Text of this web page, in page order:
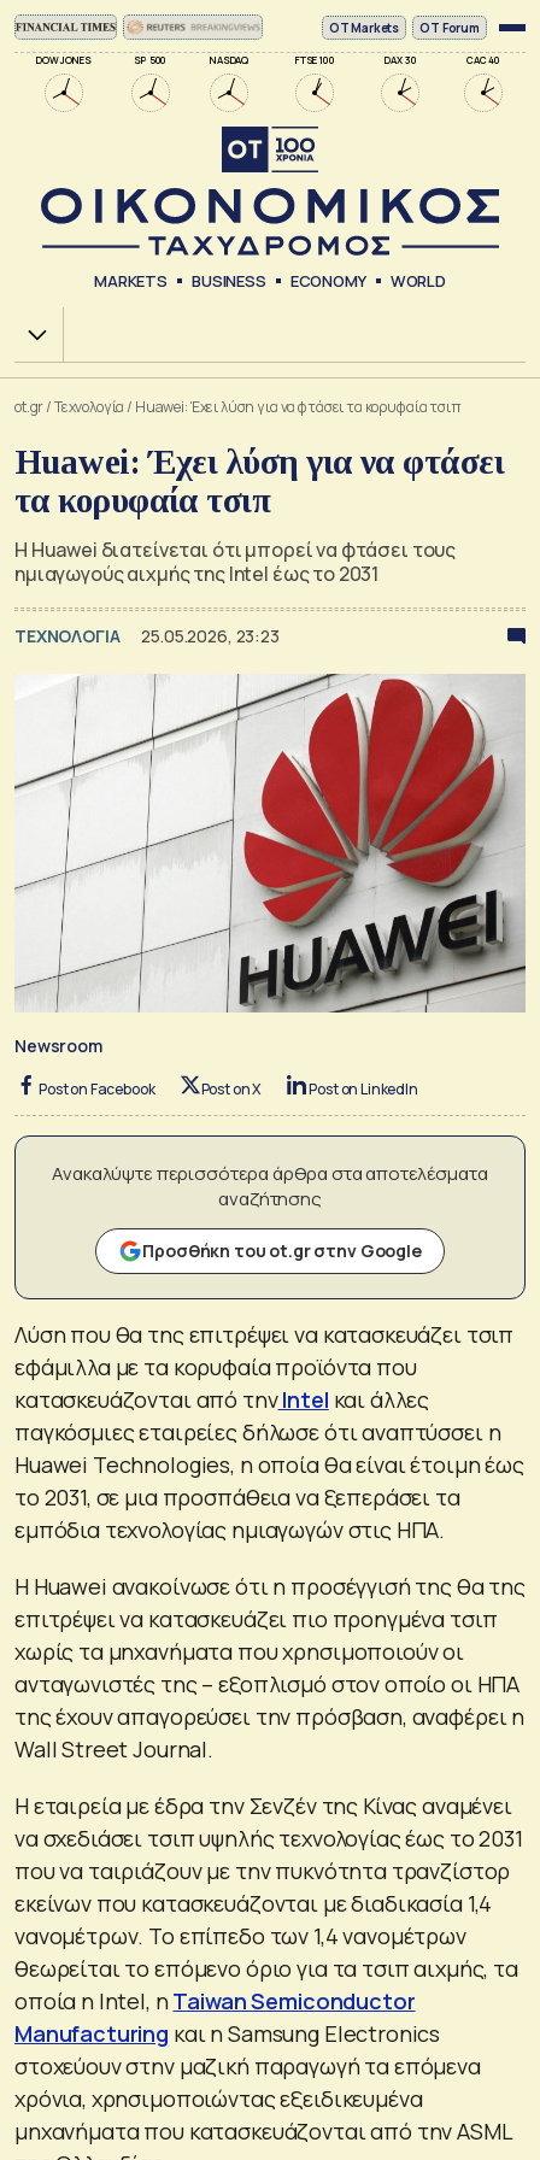
DOW JONES SP 500 NASDAQ FTSE 100 DAX 30 CAC 40
ΟΤ Markets OT Forum
MARKETS BUSINESS ECONOMY WORLD
Χ.Α.
ot.gr/Τεχνολογία / Huawei: Έχει λύση για να φτάσει τα κορυφαία τσιπ
Huawei: Έχει λύση για να φτάσει
τα κορυφαία τσιπ
Η Huawei διατείνεται ότι μπορεί να φτάσει τους
ημιαγωγούς αιχμής της Intel έως το 2031
ΤΕΧΝΟΛΟΓΙΑ 25.05.2026, 23:23
Newsroom
Post on Facebook Post on X Post on LinkedIn
Ανακαλύψτε περισσότερα άρθρα στα αποτελέσματα
αναζήτησης
Προσθήκη του ot.gr στην Google
Λύση που θα της επιτρέψει να κατασκευάζει τσιπ
εφάμιλλα με τα κορυφαία προϊόντα που
κατασκευάζονται από τηνIntel και άλλες
παγκόσμιες εταιρείες δήλωσε ότι αναπτύσσει η
Huawei Technologies, η οποία θα είναι έτοιμη έως
το 2031, σε μια προσπάθεια να ξεπεράσει τα
εμπόδια τεχνολογίας ημιαγωγών στις ΗΠΑ.
Η Huawei ανακοίνωσε ότι η προσέγγισή της θα της
επιτρέψει να κατασκευάζει πιο προηγμένα τσιπ
χωρίς τα μηχανήματα που χρησιμοποιούν οι
ανταγωνιστές της – εξοπλισμό στον οποίο οι ΗΠΑ
της έχουν απαγορεύσει την πρόσβαση, αναφέρει η
Wall Street Journal.
Η εταιρεία με έδρα την Σενζέν της Κίνας αναμένει
να σχεδιάσει τσιπ υψηλής τεχνολογίας έως το 2031
που να ταιριάζουν με την πυκνότητα τρανζίστορ
εκείνων που κατασκευάζονται με διαδικασία 1,4
νανομέτρων. Το επίπεδο των 1,4 νανομέτρων
θεωρείται το επόμενο όριο για τα τσιπ αιχμής, τα
οποία η Intel, ηTaiwan Semiconductor
Manufacturing και η Samsung Electronics
στοχεύουν στην μαζική παραγωγή τα επόμενα
χρόνια, χρησιμοποιώντας εξειδικευμένα
μηχανήματα που κατασκευάζονται από την ASML